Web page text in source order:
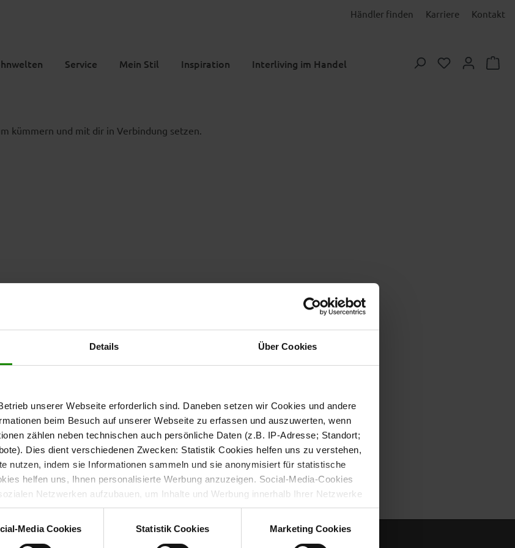
Details Über Cookies
unserer Webseite erforderlich sind. Daneben setzen wir Cookies und andere
beim Besuch auf unserer Webseite zu erfassen und auszuwerten, wenn
zählen neben technischen auch persönliche Daten (z.B. IP-Adresse; Standort;
Dies dient verschiedenen Zwecken: Statistik Cookies helfen uns zu verstehen,
nutzen, indem sie Informationen sammeln und sie anonymisiert für statistische
helfen uns, Ihnen personalisierte Werbung anzuzeigen. Social-Media-Cookies
Netzwerken aufzubauen, um Inhalte und Werbung innerhalb Ihrer Netzwerke
welche Kategorien sie neben den notwendigen Cookies zulassen möchten.
nur notwendige Cookies zulassen wollen, oder auf „ Einverstanden
“, wenn Sie mit
Media Cookies Statistik Cookies Marketing Cookies
Händler finden Karriere Kontakt
Service Mein Stil Inspiration Interliving im Handel Du hast 0
kümmern und mit dir in Verbindung setzen.